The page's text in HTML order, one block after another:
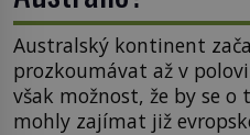
Australský kontinent
prozkoumávat až v
však možnost, že by se
mohly zajímat již